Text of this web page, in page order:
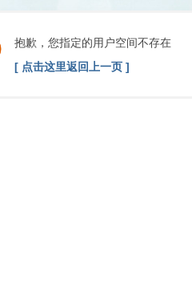
抱歉，您指定的用户空间不存在
[ 点击这里返回上一页 ]